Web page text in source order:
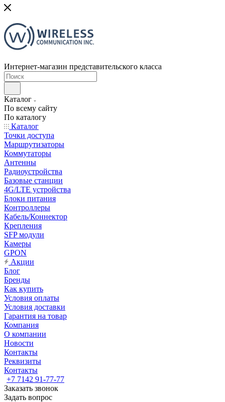
Интернет-магазин представительского класса
Каталог
По всему сайту
По каталогу
Каталог
Точки доступа
Маршрутизаторы
Коммутаторы
Антенны
Радиоустройства
Базовые станции
4G/LTE устройства
Блоки питания
Контроллеры
Кабель/Коннектор
Крепления
SFP модули
Камеры
GPON
Акции
Блог
Бренды
Как купить
Условия оплаты
Условия доставки
Гарантия на товар
Компания
О компании
Новости
Контакты
Реквизиты
Контакты
+7 7142 91-77-77
Заказать звонок
Задать вопрос